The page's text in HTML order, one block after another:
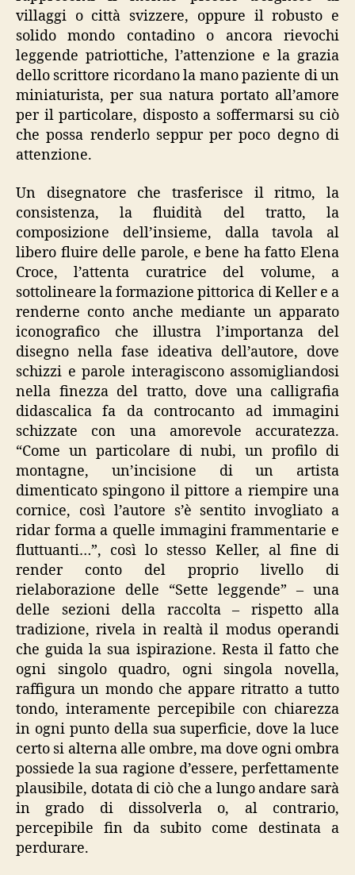
villaggi o città svizzere, oppure il robusto e
solido mondo contadino o ancora rievochi
leggende patriottiche, l’attenzione e la grazia
dello scrittore ricordano la mano paziente di un
miniaturista, per sua natura portato all’amore
per il particolare, disposto a soffermarsi su ciò
che possa renderlo seppur per poco degno di
attenzione.
Un disegnatore che trasferisce il ritmo, la
consistenza, la fluidità del tratto, la
composizione dell’insieme, dalla tavola al
libero fluire delle parole, e bene ha fatto Elena
Croce, l’attenta curatrice del volume, a
sottolineare la formazione pittorica di Keller e a
renderne conto anche mediante un apparato
iconografico che illustra l’importanza del
disegno nella fase ideativa dell’autore, dove
schizzi e parole interagiscono assomigliandosi
nella finezza del tratto, dove una calligrafia
didascalica fa da controcanto ad immagini
schizzate con una amorevole accuratezza.
“Come un particolare di nubi, un profilo di
montagne, un’incisione di un artista
dimenticato spingono il pittore a riempire una
cornice, così l’autore s’è sentito invogliato a
ridar forma a quelle immagini frammentarie e
fluttuanti…”, così lo stesso Keller, al fine di
render conto del proprio livello di
rielaborazione delle “Sette leggende” – una
delle sezioni della raccolta – rispetto alla
tradizione, rivela in realtà il modus operandi
che guida la sua ispirazione. Resta il fatto che
ogni singolo quadro, ogni singola novella,
raffigura un mondo che appare ritratto a tutto
tondo, interamente percepibile con chiarezza
in ogni punto della sua superficie, dove la luce
certo si alterna alle ombre, ma dove ogni ombra
possiede la sua ragione d’essere, perfettamente
plausibile, dotata di ciò che a lungo andare sarà
in grado di dissolverla o, al contrario,
percepibile fin da subito come destinata a
perdurare.